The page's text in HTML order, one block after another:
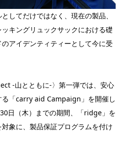
してだけではなく、現在の製品、
キングリュックサックにおける礎
アイデンティティーとして今に受
-山とともに-〉第一弾では、安心
る「carry aid Campaign」を開催し
日（木）までの期間、「ridge」を
象に、製品保証プログラムを付け